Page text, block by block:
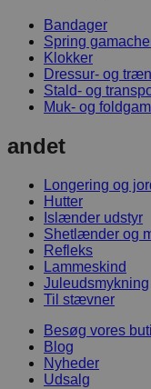
Bandager
Spring
Klokker
Dressur- og
Stald- og
Muk- og
andet
Longering og
Hutter
Islænder udstyr
Shetlænder og
Refleks
Lammeskind
Juleudsmykning
Til stævner
Besøg vores
Blog
Nyheder
Udsalg